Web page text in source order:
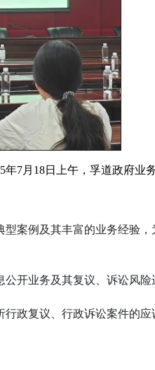
7月18日上午，孚道政府业
案例及其丰富的业务经验
开业务及其复议、诉讼风险
政复议、行政诉讼案件的